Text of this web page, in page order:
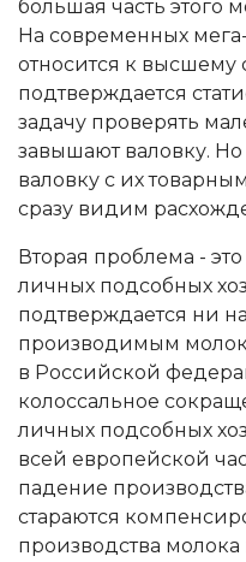
большая часть этого
На современных
относится к высшему
подтверждается
задачу проверять
завышают валовку.
валовку с их
сразу видим
Вторая проблема -
личных подсобных
подтверждается ни
производимым
в Российской
колоссальное
личных подсобных
всей европейской
падение
стараются
производства